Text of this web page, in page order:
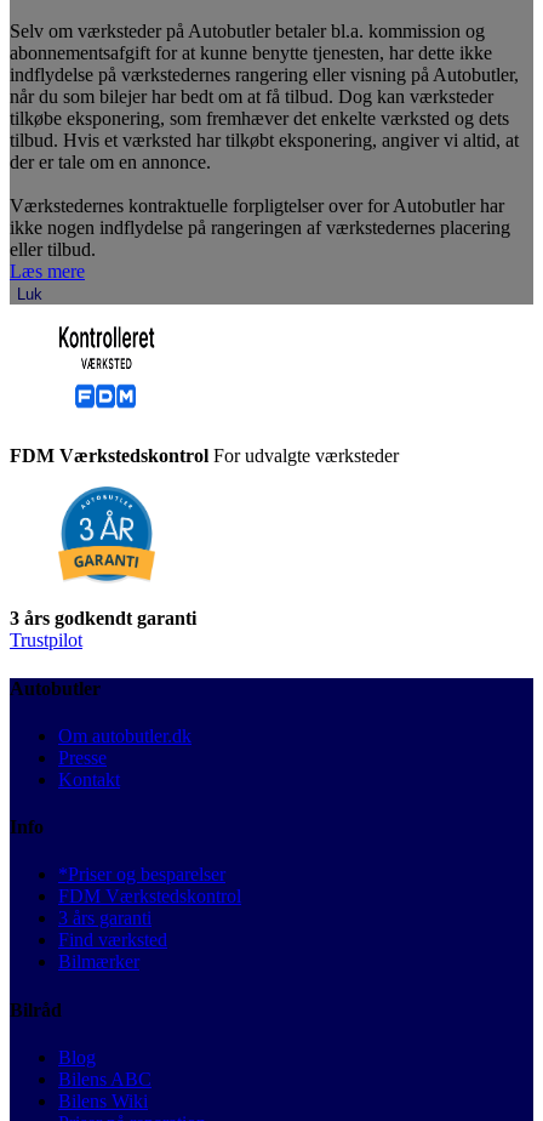
Selv om værksteder på Autobutler betaler bl.a. kommission og
abonnementsafgift for at kunne benytte tjenesten, har dette ikke
indflydelse på værkstedernes rangering eller visning på Autobutler,
når du som bilejer har bedt om at få tilbud. Dog kan værksteder
tilkøbe eksponering, som fremhæver det enkelte værksted og dets
tilbud. Hvis et værksted har tilkøbt eksponering, angiver vi altid, at
der er tale om en annonce.
Værkstedernes kontraktuelle forpligtelser over for Autobutler har
ikke nogen indflydelse på rangeringen af værkstedernes placering
eller tilbud.
Læs mere
Luk
FDM Værkstedskontrol For udvalgte værksteder
3 års godkendt garanti
Trustpilot
Autobutler
Om autobutler.dk
Presse
Kontakt
Info
*Priser og besparelser
FDM Værkstedskontrol
3 års garanti
Find værksted
Bilmærker
Bilråd
Blog
Bilens ABC
Bilens Wiki